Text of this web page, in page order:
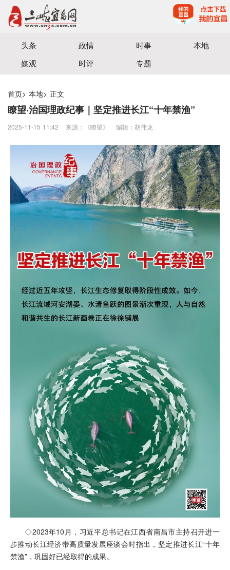
宜昌三峡融媒体中心主办
头条 政情 时事
本地
媒观
时评 专题
首页> 本地> 正文
瞭望·治国理政纪事｜坚定推进长江“十年禁渔”
2025-11-15 11:42 来源：​《瞭望》 编辑：胡伟龙
◇2023年10月，习近平总书记在江西省南昌市主持召开进一
步推动长江经济带高质量发展座谈会时指出，坚定推进长江“十年
禁渔”，巩固好已经取得的成果。